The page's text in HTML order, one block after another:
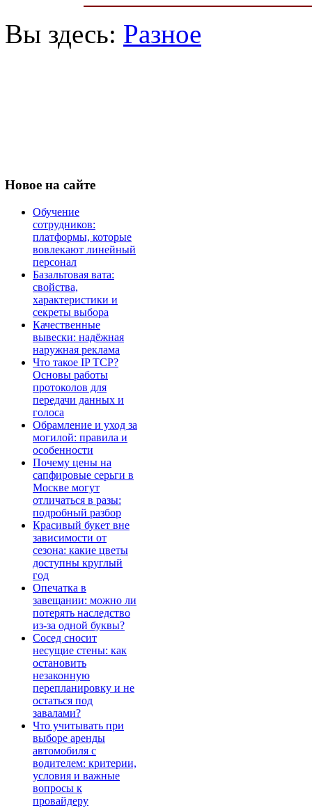
Вы здесь: Разное
Новое на сайте
Обучение
сотрудников:
платформы, которые
вовлекают линейный
персонал
Базальтовая вата:
свойства,
характеристики и
секреты выбора
Качественные
вывески: надёжная
наружная реклама
Что такое IP TCP?
Основы работы
протоколов для
передачи данных и
голоса
Обрамление и уход за
могилой: правила и
особенности
Почему цены на
сапфировые серьги в
Москве могут
отличаться в разы:
подробный разбор
Красивый букет вне
зависимости от
сезона: какие цветы
доступны круглый
год
Опечатка в
завещании: можно ли
потерять наследство
из-за одной буквы?
Сосед сносит
несущие стены: как
остановить
незаконную
перепланировку и не
остаться под
завалами?
Что учитывать при
выборе аренды
автомобиля с
водителем: критерии,
условия и важные
вопросы к
провайдеру